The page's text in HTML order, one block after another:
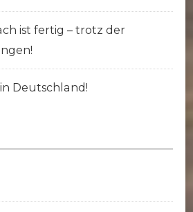
ist fertig – trotz der
Deutschland!